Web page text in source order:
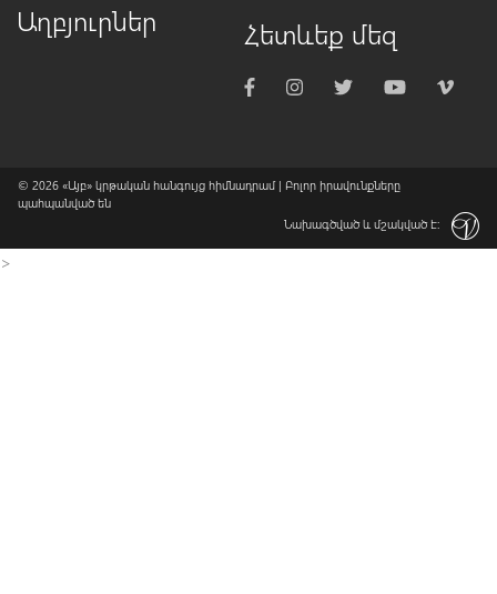
Աղբյուրներ Հետևեք մեզ
© 2026 «Այբ» կրթական հանգույց հիմնադրամ| Բոլոր իրավունքները
պահպանված են
Նախագծված և մշակված է:
>